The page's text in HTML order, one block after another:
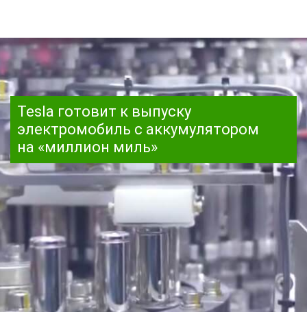
Tesla готовит к выпуску
электромобиль с аккумулятором
на «миллион миль»